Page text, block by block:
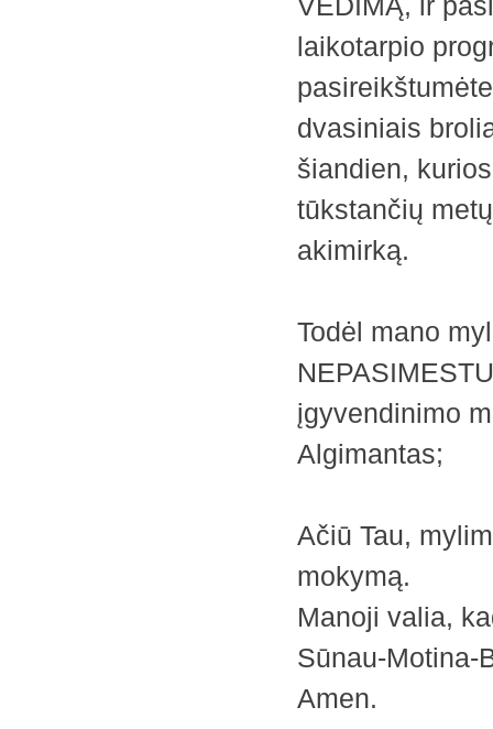
laikotarpio
dvasiniais
šiandien,
tūkstančių
akimirką.
Todėl mano
įgyvendinimo
Algimantas;
Ačiū Tau,
mokymą.
Manoji valia,
Sūnau-Motina-
Amen.